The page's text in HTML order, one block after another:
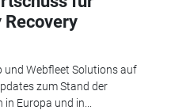
und Webfleet Solutions auf
zum Stand der
Europa und in...